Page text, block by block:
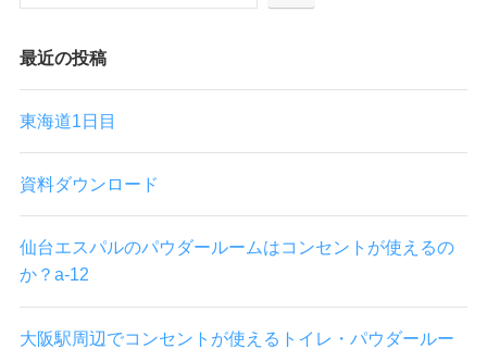
最近の投稿
東海道1日目
資料ダウンロード
仙台エスパルのパウダールームはコンセントが使えるの
か？a-12
大阪駅周辺でコンセントが使えるトイレ・パウダールー